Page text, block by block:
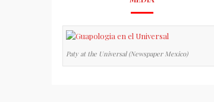
Paty at the Universal (Newspaper Mexico)